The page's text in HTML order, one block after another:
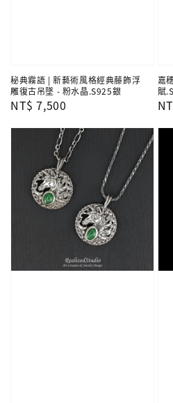
秘典霧語 | 新藝術風格經典藤飾浮
雕復古吊墜 - 粉水晶.S925銀
Regular
NT$ 7,500
嘉
賦